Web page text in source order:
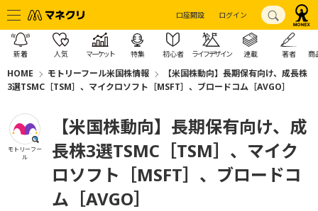
口座開設 ログイン
新着 人気 マーケット 特集 初心者 ライフデザイン 連載 著者 商
HOME モトリーフール米国株情報
【米国株動向】長期保有向け、成長株
3選TSMC［TSM］、マイクロソフト［MSFT］、ブロードコム［AVGO］
モトリーフー
ル
【米国株動向】長期保有向け、成
長株3選TSMC［TSM］、マイク
ロソフト［MSFT］、ブロードコ
ム［AVGO］